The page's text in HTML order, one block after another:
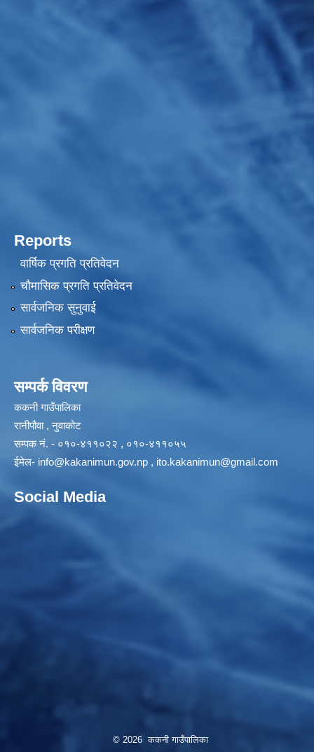
Reports
वार्षिक प्रगति प्रतिवेदन
चौमासिक प्रगति प्रतिवेदन
सार्वजनिक सुनुवाई
सार्वजनिक परीक्षण
सम्पर्क विवरण
ककनी गाउँपालिका
रानीपौवा , नुवाकोट
सम्पक नं. - ०१०-४११०२२ , ०१०-४११०५५
ईमेल- info@kakanimun.gov.np , ito.kakanimun@gmail.com
Social Media
© 2026 ककनी गाउँपालिका